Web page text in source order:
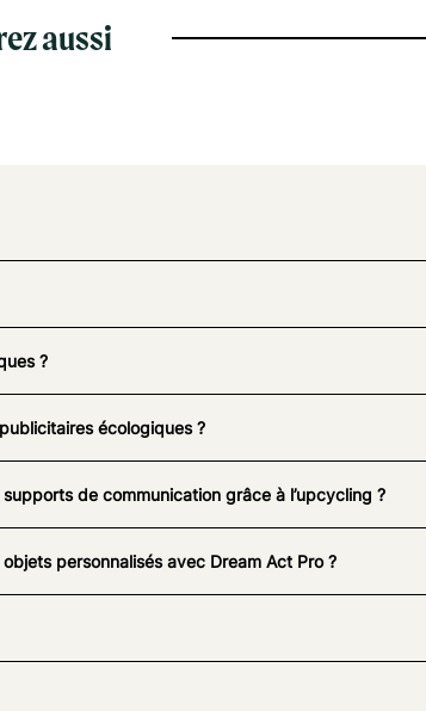
aussi
?
écologiques ?
de communication grâce à l’upcycling ?
personnalisés avec Dream Act Pro ?